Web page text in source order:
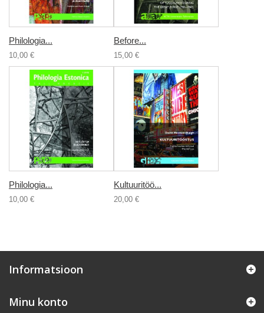
Philologia...
10,00 €
Before...
15,00 €
Philologia...
10,00 €
Kultuuritöö...
20,00 €
Informatsioon
Minu konto